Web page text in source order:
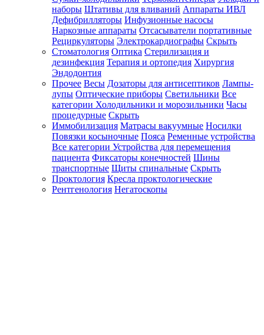
наборы Штативы для вливаний Аппараты ИВЛ
Дефибрилляторы Инфузионные насосы
Наркозные аппараты Отсасыватели портативные
Рециркуляторы Электрокардиографы Скрыть
Стоматология Оптика Стерилизация и
дезинфекция Терапия и ортопедия Хирургия
Эндодонтия
Прочее Весы Дозаторы для антисептиков Лампы-
лупы Оптические приборы Светильники Все
категории Холодильники и морозильники Часы
процедурные Скрыть
Иммобилизация Матрасы вакуумные Носилки
Повязки косыночные Пояса Ременные устройства
Все категории Устройства для перемещения
пациента Фиксаторы конечностей Шины
транспортные Щиты спинальные Скрыть
Проктология Кресла проктологические
Рентгенология Негатоскопы